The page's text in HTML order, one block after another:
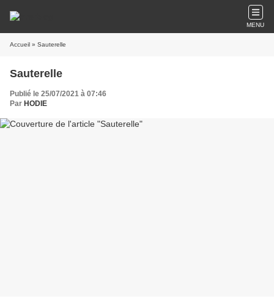
MENU
Accueil » Sauterelle
Sauterelle
Publié le 25/07/2021 à 07:46
Par HODIE